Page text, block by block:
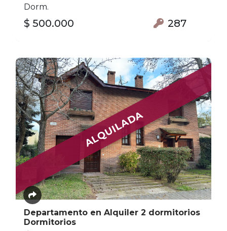
Dorm.
$ 500.000 287
ALQUILADA
Departamento en Alquiler 2 dormitorios
Dormitorios